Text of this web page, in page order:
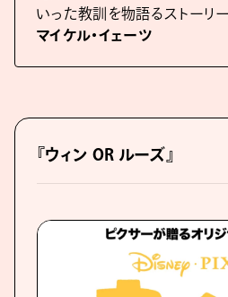
いった教訓を物語るストーリ
マイケル・イェーツ
『ウィン OR ルーズ』